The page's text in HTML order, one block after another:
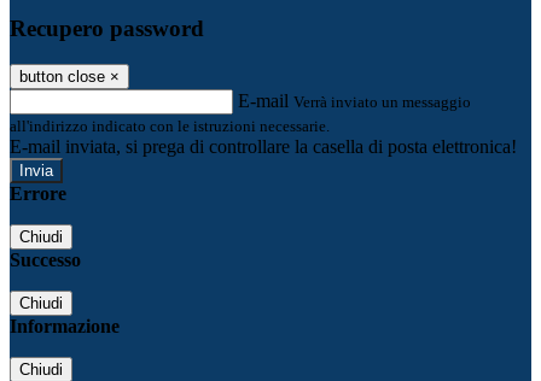
Recupero password
button close ×
E-mail Verrà inviato un messaggio
all'indirizzo indicato con le istruzioni necessarie.
E-mail inviata, si prega di controllare la casella di posta elettronica!
Errore
Chiudi
Successo
Chiudi
Informazione
Chiudi